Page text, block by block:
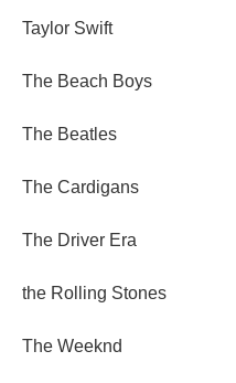
Taylor Swift
The Beach Boys
The Beatles
The Cardigans
The Driver Era
the Rolling Stones
The Weeknd